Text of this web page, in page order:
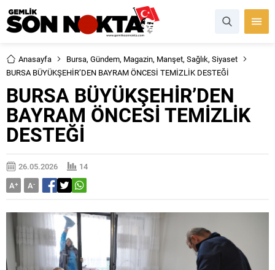
Anasayfa Bursa, Gündem, Magazin, Manşet, Sağlık, Siyaset
BURSA BÜYÜKŞEHİR’DEN BAYRAM ÖNCESİ TEMİZLİK DESTEĞİ
BURSA BÜYÜKŞEHİR’DEN
BAYRAM ÖNCESİ TEMİZLİK
DESTEĞİ
26.05.2026
14
A+ A-